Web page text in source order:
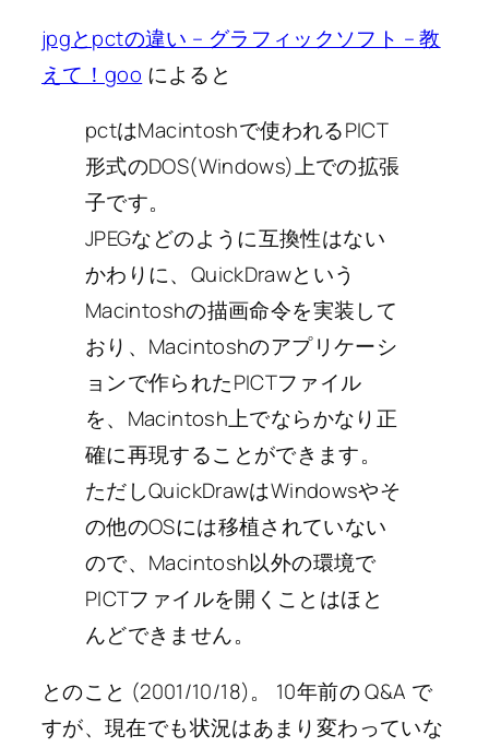
jpgとpctの違い – グラフィックソフト – 教
えて！goo によると
pctはMacintoshで使われるPICT
形式のDOS(Windows)上での拡張
子です。
JPEGなどのように互換性はない
かわりに、QuickDrawという
Macintoshの描画命令を実装して
おり、Macintoshのアプリケーシ
ョンで作られたPICTファイル
を、Macintosh上でならかなり正
確に再現することができます。
ただしQuickDrawはWindowsやそ
の他のOSには移植されていない
ので、Macintosh以外の環境で
PICTファイルを開くことはほと
んどできません。
とのこと (2001/10/18)。 10年前の Q&A で
すが、現在でも状況はあまり変わっていな